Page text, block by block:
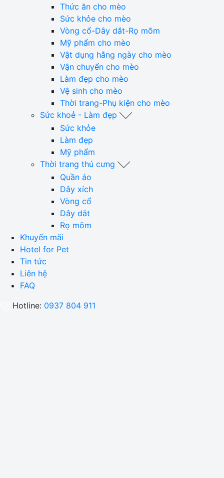
Thức ăn cho mèo
Sức khỏe cho mèo
Vòng cổ-Dây dắt-Rọ mõm
Mỹ phẩm cho mèo
Vật dụng hằng ngày cho mèo
Vận chuyển cho mèo
Làm đẹp cho mèo
Vệ sinh cho mèo
Thời trang-Phụ kiện cho mèo
Sức khoẻ - Làm đẹp
Sức khỏe
Làm đẹp
Mỹ phẩm
Thời trang thú cưng
Quần áo
Dây xích
Vòng cổ
Dây dắt
Rọ mõm
Khuyến mãi
Hotel for Pet
Tin tức
Liên hệ
FAQ
Hotline: 0937 804 911